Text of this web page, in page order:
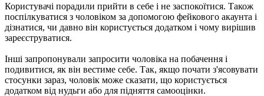
Користувачі порадили прийти в себе і не заспокоїтися. Також
поспілкуватися з чоловіком за допомогою фейкового акаунта і
дізнатися, чи давно він користується додатком і чому вирішив
зареєструватися.
Інші запропонували запросити чоловіка на побачення і
подивитися, як він вестиме себе. Так, якщо почати з'ясовувати
стосунки зараз, чоловік може сказати, що користується
додатком від нудьги або для підняття самооцінки.